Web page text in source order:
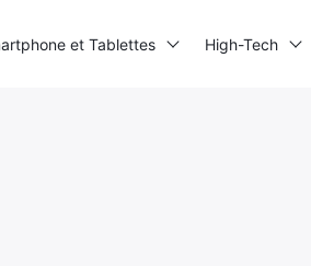
et Tablettes High-Tech